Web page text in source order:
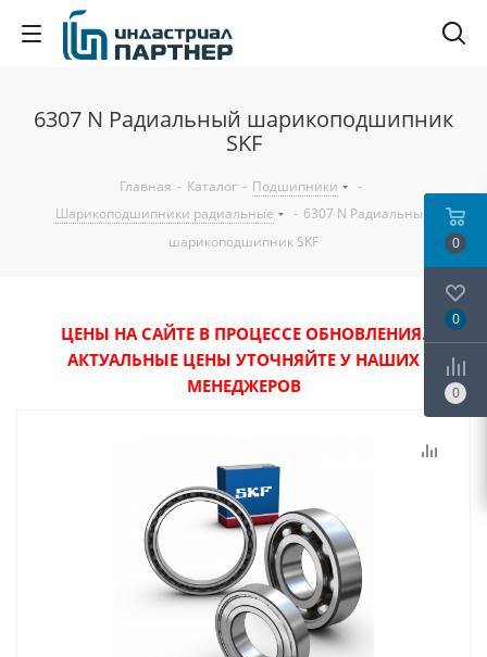
6307 N Радиальный шарикоподшипник
SKF
Главная - Каталог - Подшипники
-
Шарикоподшипники радиальные
- 6307 N Радиальный
шарикоподшипник SKF
ЦЕНЫ НА САЙТЕ В ПРОЦЕССЕ ОБНОВЛЕНИЯ.
АКТУАЛЬНЫЕ ЦЕНЫ УТОЧНЯЙТЕ У НАШИХ
МЕНЕДЖЕРОВ
0
0
0